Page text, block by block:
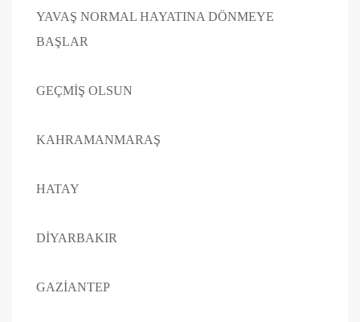
YAVAŞ NORMAL HAYATINA DÖNMEYE
BAŞLAR
GEÇMİŞ OLSUN
KAHRAMANMARAŞ
HATAY
DİYARBAKIR
GAZİANTEP